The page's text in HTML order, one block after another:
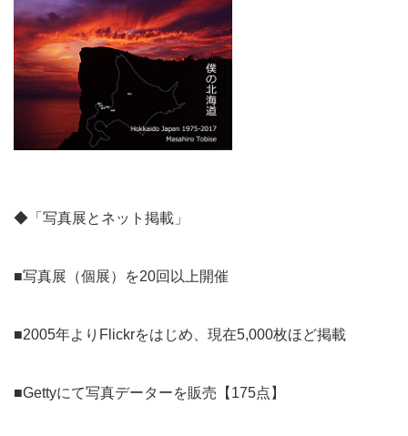
◆「写真展とネット掲載」
■写真展（個展）を20回以上開催
■2005年よりFlickrをはじめ、現在5,000枚ほど掲載
■Gettyにて写真データーを販売【175点】